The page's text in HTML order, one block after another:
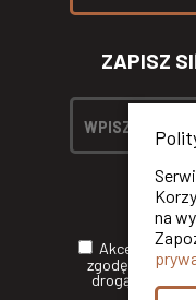
ZAPISZ
Akceptuję
zgodę na
drogą
na